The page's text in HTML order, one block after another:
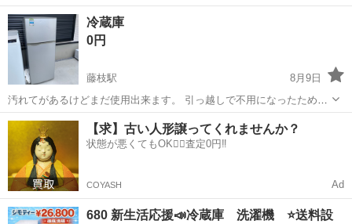
す。大きな汚れはなく問題なく使用できます。8月末に自宅玄関先まで
取りに来ていただける方優先です。
静岡 静岡市 キッチン家電
冷蔵庫
0円
藤枝駅
8月9日
汚れてがあるけどまだ使用出来ます。 引っ越しで不用になったため出
品します。 動作確認済み。
静岡 榛原郡 藤枝駅 キッチン家電
【求】古い人形譲ってくれませんか？
状態が悪くてもOK🙆‍♀️査定0円‼️
COYASH Ad
680 新生活応援📣冷蔵庫 洗濯機 ⭐️送料設